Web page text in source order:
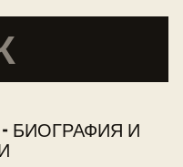
БИОГРАФИЯ И